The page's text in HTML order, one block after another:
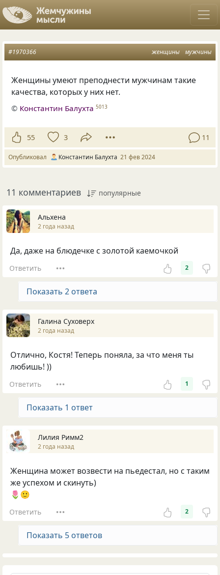
женщины мужчины
#1970366
Женщины умеют преподнести мужчинам такие
качества, которых у них нет.
© Константин Балухта 5013
55 3 11
Опубликовал Константин Балухта 21 фев 2024
11 комментариев популярные
Альхена
2 года назад
Да, даже на блюдечке с золотой каемочкой
Ответить 2
Показать 2 ответа
Галина Суховерх
2 года назад
Отлично, Костя! Теперь поняла, за что меня ты
любишь! ))
Ответить 1
Показать 1 ответ
Лилия Римм2
2 года назад
Женщина может возвести на пьедестал, но с таким
же успехом и скинуть)
🌷🙂
Ответить 2
Показать 5 ответов